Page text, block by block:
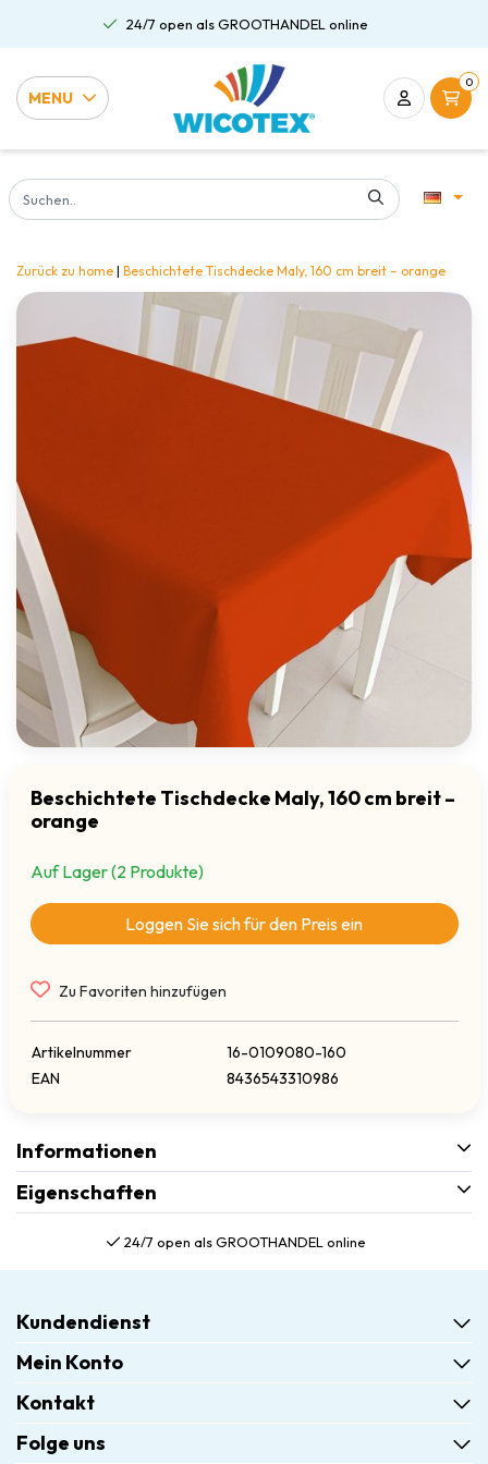
24/7 open als GROOTHANDEL online
MENU
0
Zurück zu home | Beschichtete Tischdecke Maly, 160 cm breit – orange
Beschichtete Tischdecke Maly, 160 cm breit –
orange
Auf Lager (2 Produkte)
Loggen Sie sich für den Preis ein
Zu Favoriten hinzufügen
Artikelnummer
16-0109080-160
EAN
8436543310986
Informationen
Eigenschaften
24/7 open als GROOTHANDEL online
Kundendienst
Mein Konto
Kontakt
Folge uns